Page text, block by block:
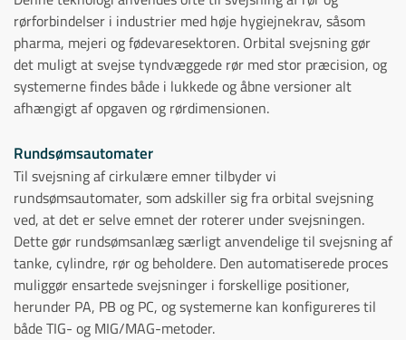
rørforbindelser i industrier med høje hygiejnekrav, såsom
pharma, mejeri og fødevaresektoren. Orbital svejsning gør
det muligt at svejse tyndvæggede rør med stor præcision, og
systemerne findes både i lukkede og åbne versioner alt
afhængigt af opgaven og rørdimensionen.
Rundsømsautomater
Til svejsning af cirkulære emner tilbyder vi
rundsømsautomater, som adskiller sig fra orbital svejsning
ved, at det er selve emnet der roterer under svejsningen.
Dette gør rundsømsanlæg særligt anvendelige til svejsning af
tanke, cylindre, rør og beholdere. Den automatiserede proces
muliggør ensartede svejsninger i forskellige positioner,
herunder PA, PB og PC, og systemerne kan konfigureres til
både TIG- og MIG/MAG-metoder.